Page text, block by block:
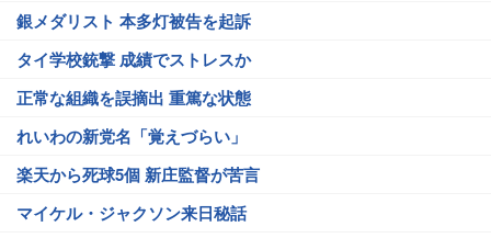
銀メダリスト 本多灯被告を起訴
タイ学校銃撃 成績でストレスか
正常な組織を誤摘出 重篤な状態
れいわの新党名「覚えづらい」
楽天から死球5個 新庄監督が苦言
マイケル・ジャクソン来日秘話